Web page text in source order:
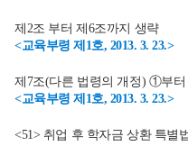
제2조 부터 제6조까지 생략
<교육부령 제1호, 2013. 3. 23.>
제7조(다른 법령의 개정) ①부터
<교육부령 제1호, 2013. 3. 23.>
<51> 취업 후 학자금 상환 특별